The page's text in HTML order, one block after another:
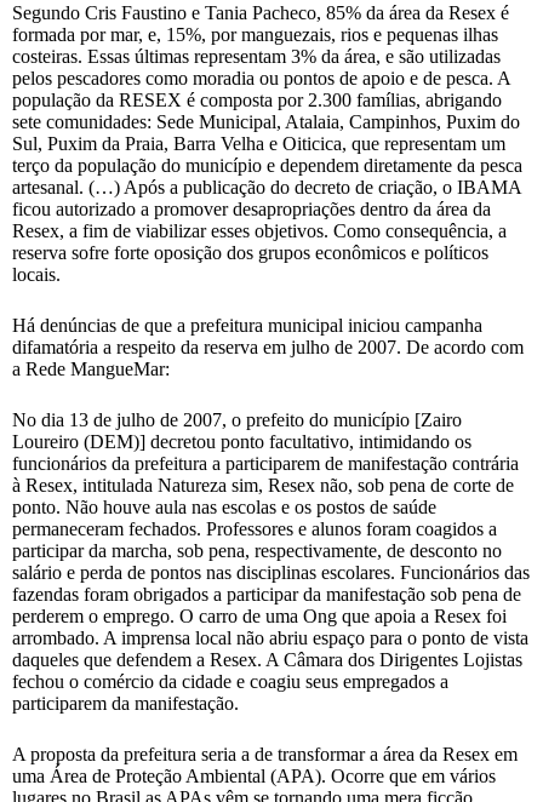
Segundo Cris Faustino e Tania Pacheco, 85% da área da Resex é
formada por mar, e, 15%, por manguezais, rios e pequenas ilhas
costeiras. Essas últimas representam 3% da área, e são utilizadas
pelos pescadores como moradia ou pontos de apoio e de pesca. A
população da RESEX é composta por 2.300 famílias, abrigando
sete comunidades: Sede Municipal, Atalaia, Campinhos, Puxim do
Sul, Puxim da Praia, Barra Velha e Oiticica, que representam um
terço da população do município e dependem diretamente da pesca
artesanal. (…) Após a publicação do decreto de criação, o IBAMA
ficou autorizado a promover desapropriações dentro da área da
Resex, a fim de viabilizar esses objetivos. Como consequência, a
reserva sofre forte oposição dos grupos econômicos e políticos
locais.
Há denúncias de que a prefeitura municipal iniciou campanha
difamatória a respeito da reserva em julho de 2007. De acordo com
a Rede MangueMar:
No dia 13 de julho de 2007, o prefeito do município [Zairo
Loureiro (DEM)] decretou ponto facultativo, intimidando os
funcionários da prefeitura a participarem de manifestação contrária
à Resex, intitulada Natureza sim, Resex não, sob pena de corte de
ponto. Não houve aula nas escolas e os postos de saúde
permaneceram fechados. Professores e alunos foram coagidos a
participar da marcha, sob pena, respectivamente, de desconto no
salário e perda de pontos nas disciplinas escolares. Funcionários das
fazendas foram obrigados a participar da manifestação sob pena de
perderem o emprego. O carro de uma Ong que apoia a Resex foi
arrombado. A imprensa local não abriu espaço para o ponto de vista
daqueles que defendem a Resex. A Câmara dos Dirigentes Lojistas
fechou o comércio da cidade e coagiu seus empregados a
participarem da manifestação.
A proposta da prefeitura seria a de transformar a área da Resex em
uma Área de Proteção Ambiental (APA). Ocorre que em vários
lugares no Brasil as APAs vêm se tornando uma mera ficção